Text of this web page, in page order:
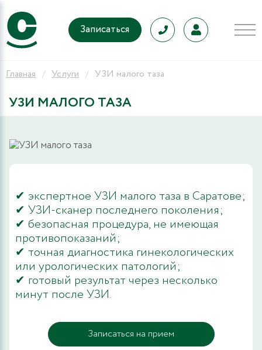
Записаться
Главная Услуги УЗИ малого таза
УЗИ МАЛОГО ТАЗА
✔ экспертное УЗИ малого таза в Саратове;
✔ УЗИ-сканер последнего поколения;
✔ безопасная процедура, не имеющая
противопоказаний;
✔ точная диагностика гинекологических
или урологических патологий;
✔ готовый результат через несколько
минут после УЗИ.
Записаться на прием